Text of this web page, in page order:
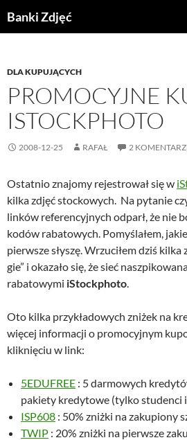
doBanki Zdjęć
DLA KUPUJĄCYCH
PROMOCYJNE
ISTOCKPHOTO
2008-12-25 RAFAŁ 2
Ostatnio znajomy rejestrował się w
kilka zdjęć stockowych. Na pytanie
linków referencyjnych odparł, że nie
kodów rabatowych. Pomyślałem,
pierwsze słyszę. Wrzuciłem dziś
gie” i okazało się, że sieć
rabatowymi iStockphoto.
Oto kilka przykładowych zniżek na
więcej informacji o promocyjnym
kliknięciu w link:
5EDUFREE : 5 darmowych
pakiety kredytowe (tylko studenci
ISP608 : 50% zniżki na zakupiony
TWIP : 20% zniżki na pierwsze